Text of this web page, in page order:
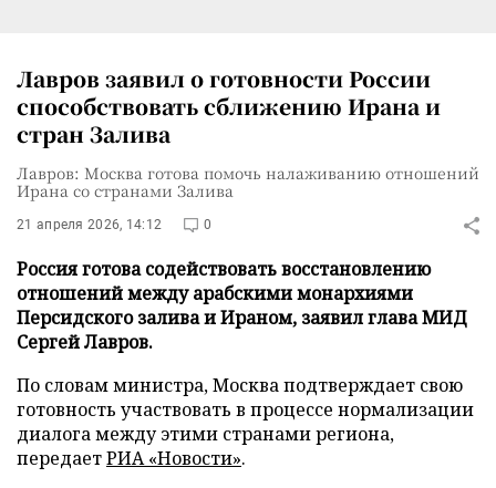
Лавров заявил о готовности России
способствовать сближению Ирана и
стран Залива
Лавров: Москва готова помочь налаживанию отношений
Ирана со странами Залива
21 апреля 2026, 14:12 0
Россия готова содействовать восстановлению
отношений между арабскими монархиями
Персидского залива и Ираном, заявил глава МИД
Сергей Лавров.
По словам министра, Москва подтверждает свою
готовность участвовать в процессе нормализации
диалога между этими странами региона,
передаетРИА «Новости».